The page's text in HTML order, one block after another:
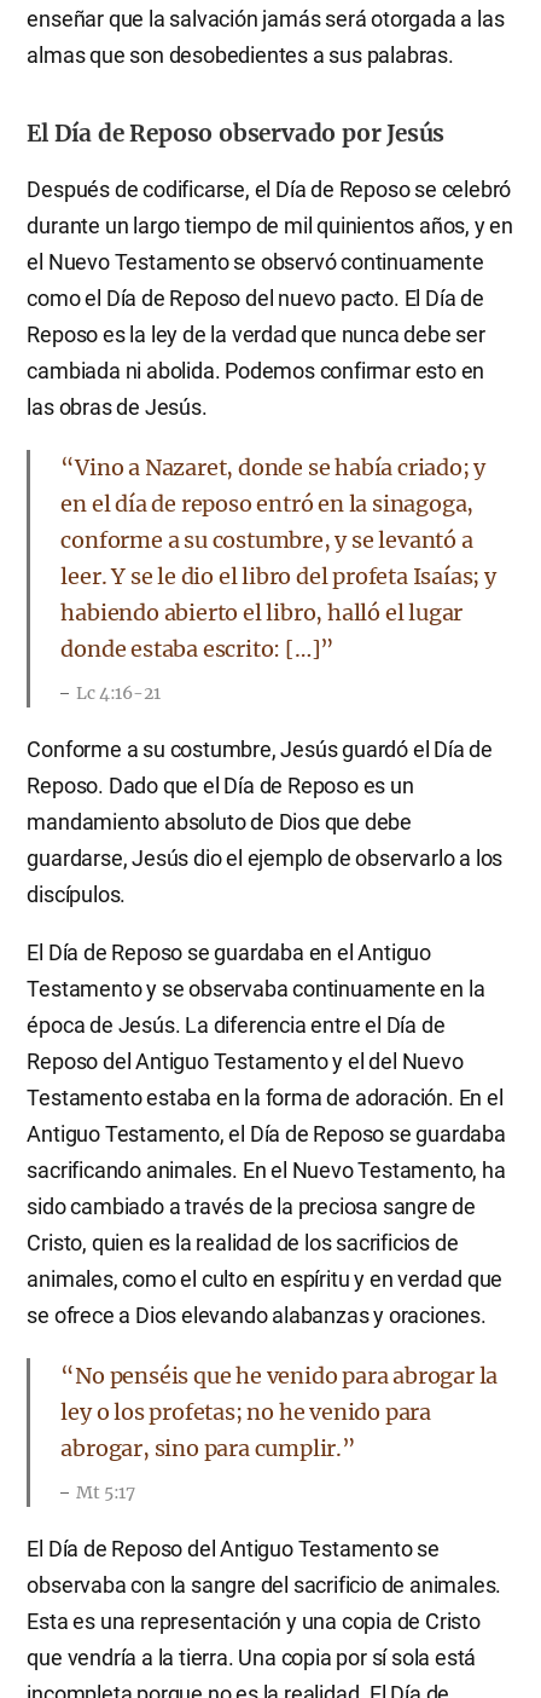
enseñar que la salvación jamás será otorgada a las
almas que son desobedientes a sus palabras.
El Día de Reposo observado por Jesús
Después de codificarse, el Día de Reposo se celebró
durante un largo tiempo de mil quinientos años, y en
el Nuevo Testamento se observó continuamente
como el Día de Reposo del nuevo pacto. El Día de
Reposo es la ley de la verdad que nunca debe ser
cambiada ni abolida. Podemos confirmar esto en
las obras de Jesús.
“Vino a Nazaret, donde se había criado; y
en el día de reposo entró en la sinagoga,
conforme a su costumbre, y se levantó a
leer. Y se le dio el libro del profeta Isaías; y
habiendo abierto el libro, halló el lugar
donde estaba escrito: […]”
Lc 4:16-21
Conforme a su costumbre, Jesús guardó el Día de
Reposo. Dado que el Día de Reposo es un
mandamiento absoluto de Dios que debe
guardarse, Jesús dio el ejemplo de observarlo a los
discípulos.
El Día de Reposo se guardaba en el Antiguo
Testamento y se observaba continuamente en la
época de Jesús. La diferencia entre el Día de
Reposo del Antiguo Testamento y el del Nuevo
Testamento estaba en la forma de adoración. En el
Antiguo Testamento, el Día de Reposo se guardaba
sacrificando animales. En el Nuevo Testamento, ha
sido cambiado a través de la preciosa sangre de
Cristo, quien es la realidad de los sacrificios de
animales, como el culto en espíritu y en verdad que
se ofrece a Dios elevando alabanzas y oraciones.
“No penséis que he venido para abrogar la
ley o los profetas; no he venido para
abrogar, sino para cumplir.”
Mt 5:17
El Día de Reposo del Antiguo Testamento se
observaba con la sangre del sacrificio de animales.
Esta es una representación y una copia de Cristo
que vendría a la tierra. Una copia por sí sola está